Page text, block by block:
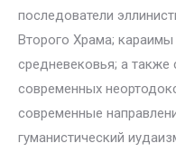
последователи
Второго Храма;
средневековья; а также
современных
современные
гуманистический